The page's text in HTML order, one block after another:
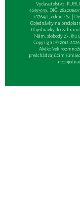
Vydavateľsťvo:
46495959, DIČ:
10764/L, oddiel: Sa |
Objednávky na
Objednávky do
Nám. slobody 27, 810
Copyright © 2012-
Akékoľvek
predchádzajúcim